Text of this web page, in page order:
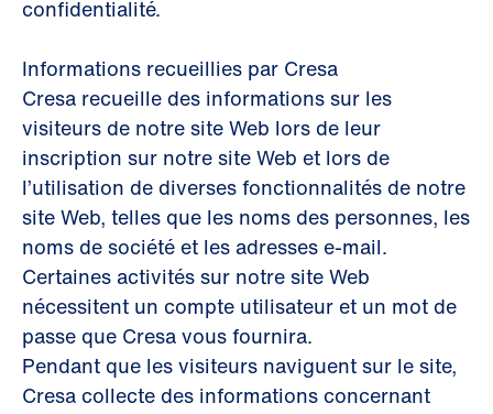
confidentialité.
Informations recueillies par Cresa
Cresa recueille des informations sur les
visiteurs de notre site Web lors de leur
inscription sur notre site Web et lors de
l’utilisation de diverses fonctionnalités de notre
site Web, telles que les noms des personnes, les
noms de société et les adresses e-mail.
Certaines activités sur notre site Web
nécessitent un compte utilisateur et un mot de
passe que Cresa vous fournira.
Pendant que les visiteurs naviguent sur le site,
Cresa collecte des informations concernant